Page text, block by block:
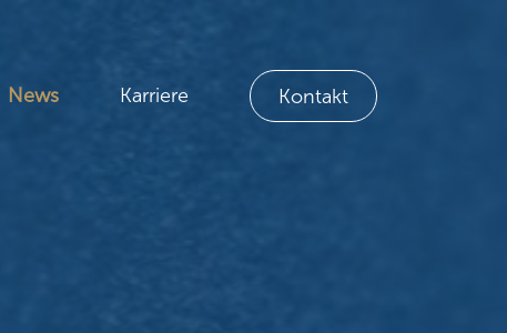
News Karriere Kontakt